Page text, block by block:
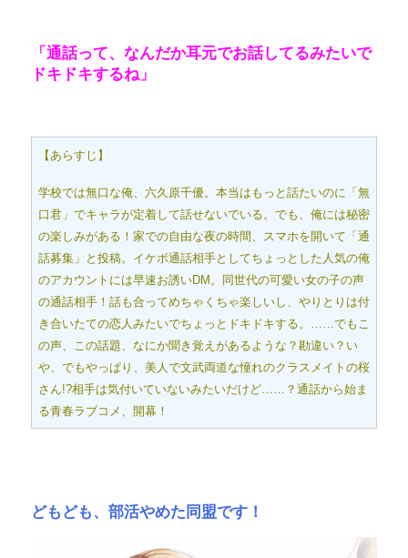
「通話って、なんだか耳元でお話してるみたいで
ドキドキするね」
【あらすじ】
学校では無口な俺、六久原千優。本当はもっと話たいのに「無
口君」でキャラが定着して話せないでいる。でも、俺には秘密
の楽しみがある！家での自由な夜の時間、スマホを開いて「通
話募集」と投稿。イケボ通話相手としてちょっとした人気の俺
のアカウントには早速お誘いDM。同世代の可愛い女の子の声
の通話相手！話も合ってめちゃくちゃ楽しいし、やりとりは付
き合いたての恋人みたいでちょっとドキドキする。……でもこ
の声、この話題、なにか聞き覚えがあるような？勘違い？い
や、でもやっぱり、美人で文武両道な憧れのクラスメイトの桜
さん!?相手は気付いていないみたいだけど……？通話から始ま
る青春ラブコメ、開幕！
どもども、部活やめた同盟です！